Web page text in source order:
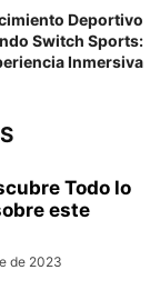
Deportivo
Switch Sports:
Inmersiva
Todo lo
este
de 2023